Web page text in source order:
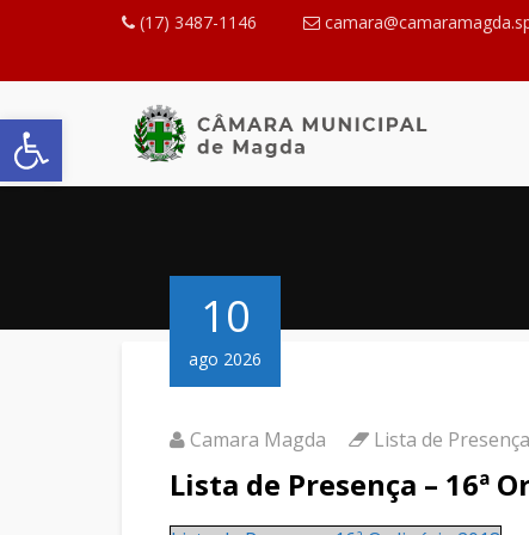
Abrir a barra de ferramentas
(17) 3487-1146
10
ago 2026
Camara Magda Lista de
Lista de Presença – 16ª